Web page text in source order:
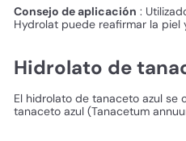
Consejo de aplicación :
Hydrolat puede reafirmar la piel
Hidrolato de
El hidrolato de tanaceto azul se
tanaceto azul (Tanacetum